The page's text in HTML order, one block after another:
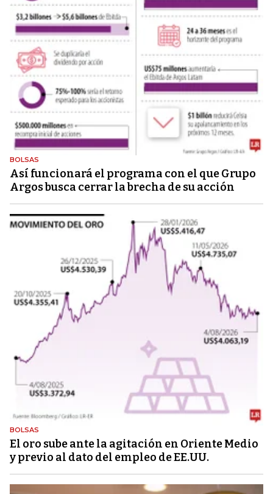
BOLSAS
Así funcionará el programa con el que Grupo
Argos busca cerrar la brecha de su acción
BOLSAS
El oro sube ante la agitación en Oriente Medio
y previo al dato del empleo de EE.UU.